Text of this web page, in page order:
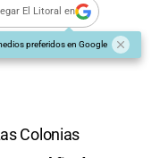
El Litoral en
preferidos en Google
Colonias